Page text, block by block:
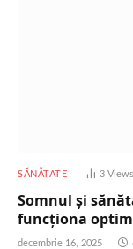
SĂNĂTATE 3Views
Somnul și
funcționa optim
decembrie 16, 2025